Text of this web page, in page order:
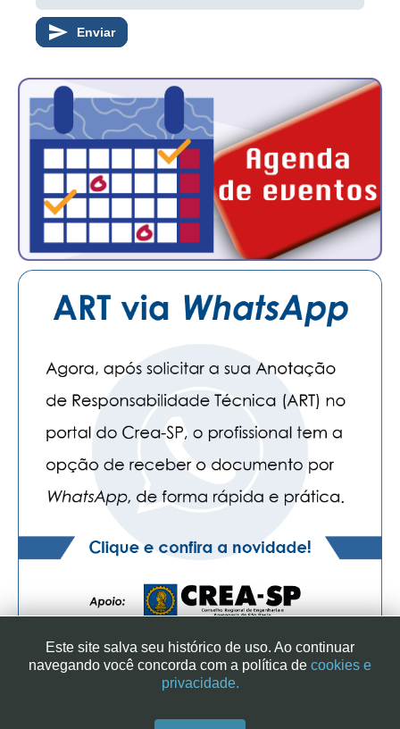
Enviar
SINDICATO DOS ENGENHEIROS NO ESTADO DE SÃO PAULO
|+ 55 (11) 3113-2600
Este site salva seu histórico de uso. Ao continuar
navegando você concorda com a política de cookies e
privacidade.